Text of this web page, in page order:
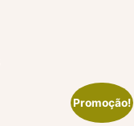
Promoção!